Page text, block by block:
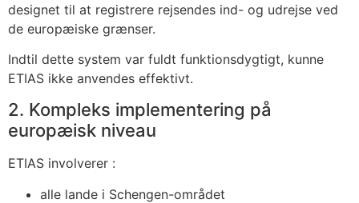
designet til at registrere rejsendes ind- og udrejse ved
de europæiske grænser.
Indtil dette system var fuldt funktionsdygtigt, kunne
ETIAS ikke anvendes effektivt.
2. Kompleks implementering på
europæisk niveau
ETIAS involverer :
alle lande i Schengen-området